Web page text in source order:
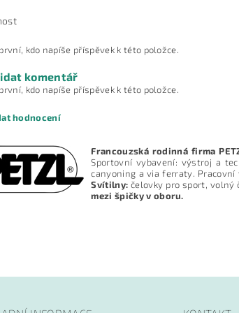
kdo napíše příspěvek k této položce.
komentář
kdo napíše příspěvek k této položce.
hodnocení
Francouzská rodinná firma
Sportovní vybavení: výstroj a
canyoning a via ferraty. Pracovní
Svítilny: čelovky pro sport, volný
mezi špičky v oboru.